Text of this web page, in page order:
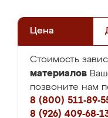
Цена
Стоимость
материалов
позвоните нам
8 (800) 511-89-
8 (926) 409-68-